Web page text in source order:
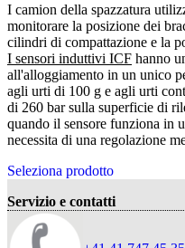
I camion della spazzatura
monitorare la posizione dei
cilindri di compattazione e la
I sensori induttivi ICF hanno
all'alloggiamento in un unico
agli urti di 100 g e agli urti
di 260 bar sulla superficie di
quando il sensore funziona in
necessita di una regolazione
Seleziona prodotto
Servizio e contatti